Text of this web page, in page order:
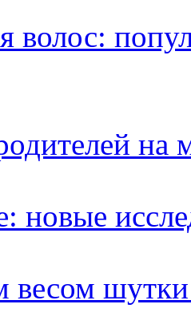
волос:
на
новые